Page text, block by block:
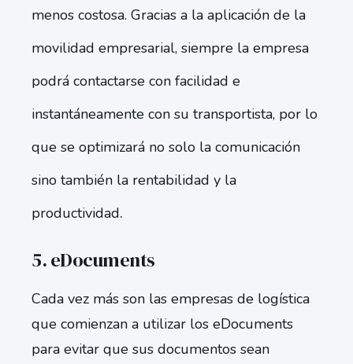
menos costosa. Gracias a la aplicación de la
movilidad empresarial, siempre la empresa
podrá contactarse con facilidad e
instantáneamente con su transportista, por lo
que se optimizará no solo la comunicación
sino también la rentabilidad y la
productividad.
5. eDocuments
Cada vez más son las empresas de logística
que comienzan a utilizar los eDocuments
para evitar que sus documentos sean